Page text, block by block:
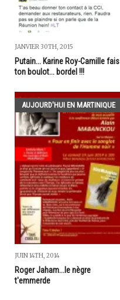
JANVIER 30TH, 2015
Putain... Karine Roy-Camille fais
ton boulot... bordel !!!
AUJOURD'HUI EN MARTINIQUE
JUIN 14TH, 2014
Roger Jaham...le nègre
t'emmerde